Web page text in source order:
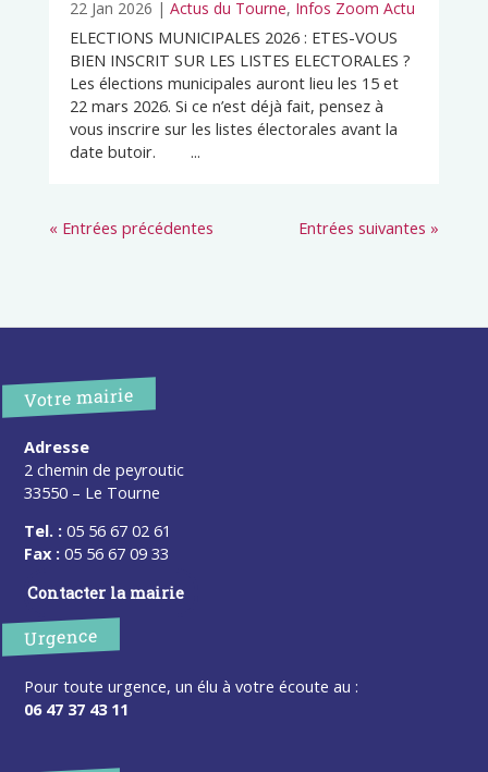
22 Jan 2026 | Actus du Tourne, Infos Zoom Actu
ELECTIONS MUNICIPALES 2026 : ETES-VOUS
BIEN INSCRIT SUR LES LISTES ELECTORALES ?
Les élections municipales auront lieu les 15 et
22 mars 2026. Si ce n’est déjà fait, pensez à
vous inscrire sur les listes électorales avant la
date butoir. ...
« Entrées précédentes Entrées suivantes »
Votre mairie
Adresse
2 chemin de peyroutic
33550 – Le Tourne
Tel. : 05 56 67 02 61
Fax : 05 56 67 09 33
Contacter la mairie
Urgence
Pour toute urgence, un élu à votre écoute au :
06 47 37 43 11